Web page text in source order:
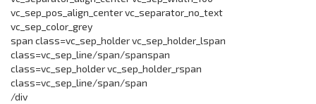
vc_sep_pos_align_center vc_separator_no_text
vc_sep_color_grey
span class=vc_sep_holder vc_sep_holder_lspan
class=vc_sep_line/span/spanspan
class=vc_sep_holder vc_sep_holder_rspan
class=vc_sep_line/span/span
/div